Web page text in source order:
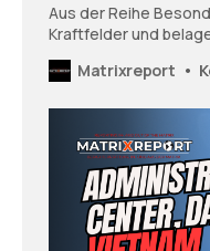
Aus der Reihe
Kraftfelder und
wenn du dir diesen
und was öffnet sich
Matrixreport